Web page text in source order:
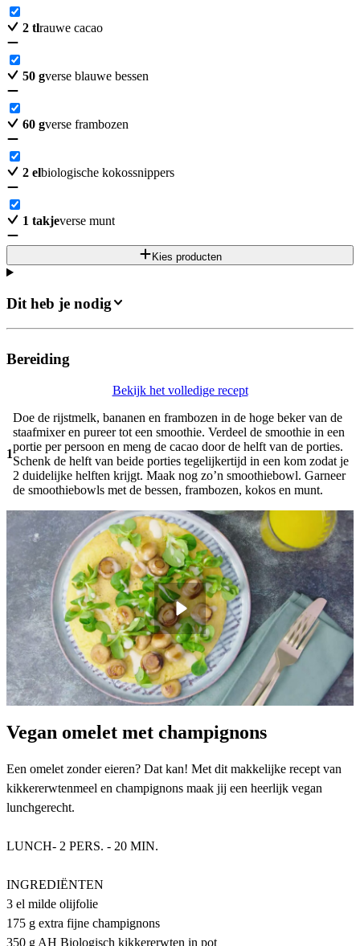
2 tlrauwe cacao
50 gverse blauwe bessen
60 gverse frambozen
2 elbiologische kokossnippers
1 takjeverse munt
Kies producten
Dit heb je nodig
Bereiding
Bekijk het volledige recept
1
Doe de rijstmelk, bananen en frambozen in de hoge beker van de
staafmixer en pureer tot een smoothie. Verdeel de smoothie in een
portie per persoon en meng de cacao door de helft van de porties.
Schenk de helft van beide porties tegelijkertijd in een kom zodat je
2 duidelijke helften krijgt. Maak nog zo’n smoothiebowl. Garneer
de smoothiebowls met de bessen, frambozen, kokos en munt.
Vegan omelet met champignons
Een omelet zonder eieren? Dat kan! Met dit makkelijke recept van
kikkererwtenmeel en champignons maak jij een heerlijk vegan
lunchgerecht.
LUNCH- 2 PERS. - 20 MIN.
INGREDIËNTEN
3 el milde olijfolie
175 g extra fijne champignons
350 g AH Biologisch kikkererwten in pot